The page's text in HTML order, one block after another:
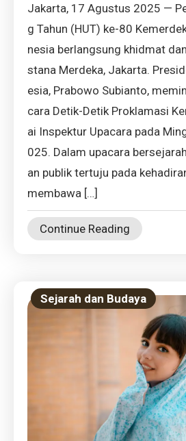
Jakarta, 17 Agustus 2025 —
g Tahun (HUT) ke-80
nesia berlangsung khidmat
stana Merdeka, Jakarta.
esia, Prabowo Subianto,
cara Detik-Detik Proklamasi
ai Inspektur Upacara pada
025. Dalam upacara
an publik tertuju pada
membawa […]
Continue Reading
Sejarah dan Budaya